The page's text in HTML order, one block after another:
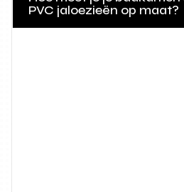
PVC jaloezieën op maat?